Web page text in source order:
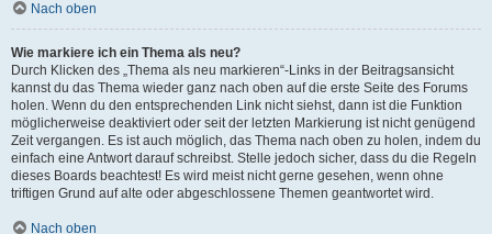
Nach oben
Wie markiere ich ein Thema als neu?
Durch Klicken des „Thema als neu markieren“-Links in der Beitragsansicht
kannst du das Thema wieder ganz nach oben auf die erste Seite des Forums
holen. Wenn du den entsprechenden Link nicht siehst, dann ist die Funktion
möglicherweise deaktiviert oder seit der letzten Markierung ist nicht genügend
Zeit vergangen. Es ist auch möglich, das Thema nach oben zu holen, indem du
einfach eine Antwort darauf schreibst. Stelle jedoch sicher, dass du die Regeln
dieses Boards beachtest! Es wird meist nicht gerne gesehen, wenn ohne
triftigen Grund auf alte oder abgeschlossene Themen geantwortet wird.
Nach oben